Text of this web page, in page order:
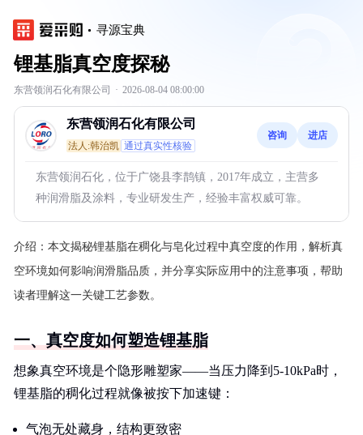
寻源宝典
锂基脂真空度探秘
东营领润石化有限公司 · 2026-08-04 08:00:00
东营领润石化有限公司
法人:韩治凯 通过真实性核验
咨询 进店
东营领润石化，位于广饶县李鹊镇，2017年成立，主营多
种润滑脂及涂料，专业研发生产，经验丰富权威可靠。
介绍： 本文揭秘锂基脂在稠化与皂化过程中真空度的作用，解析真
空环境如何影响润滑脂品质，并分享实际应用中的注意事项，帮助
读者理解这一关键工艺参数。
一、真空度如何塑造锂基脂
想象真空环境是个隐形雕塑家——当压力降到5-10kPa时，
锂基脂的稠化过程就像被按下加速键：
气泡无处藏身，结构更致密